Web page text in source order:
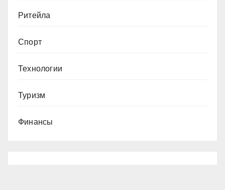
Ритейла
Спорт
Технологии
Туризм
Финансы